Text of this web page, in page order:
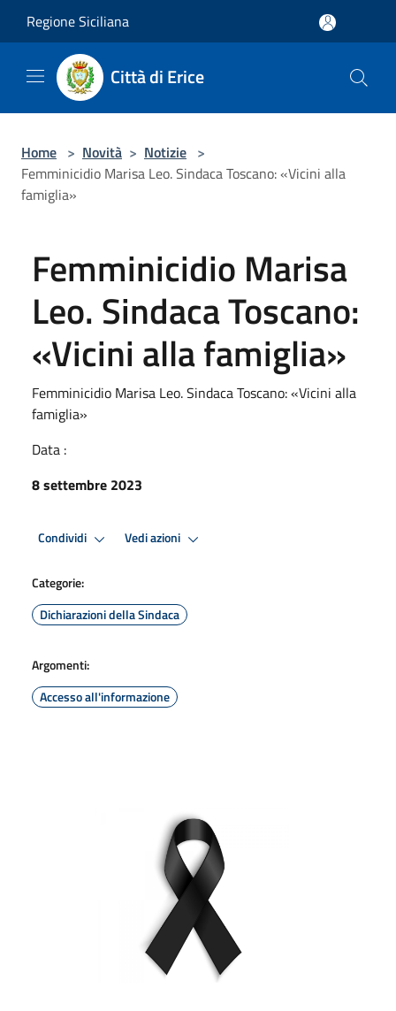
Regione Siciliana
Città di Erice
Home > Novità > Notizie >
Femminicidio Marisa Leo. Sindaca Toscano: «Vicini alla
famiglia»
Femminicidio Marisa
Leo. Sindaca Toscano:
«Vicini alla famiglia»
Femminicidio Marisa Leo. Sindaca Toscano: «Vicini alla
famiglia»
Data :
8 settembre 2023
Condividi Vedi azioni
Categorie:
Dichiarazioni della Sindaca
Argomenti:
Accesso all'informazione